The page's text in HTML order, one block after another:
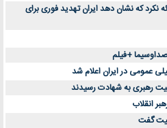
نکرد که نشان دهد ایران تهدید فوری برای
+فیلم
رهبری به شهادت رسیدند
انقلاب
گفت